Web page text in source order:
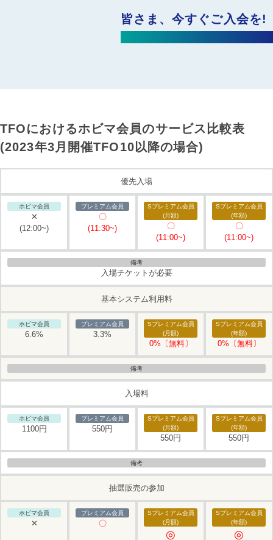
皆さま、今すぐご入会を!
TFOにおけるホビマ会員のサービス比較表
(2023年3月開催TFO10以降の場合)
優先入場
✕
(12:00~)
〇
(11:30~)
〇
(11:00~)
〇
(11:00~)
入場チケットが必要
基本システム利用料
6.6%
3.3%
0%〔無料〕
0%〔無料〕
入場料
1100円
550円
550円
550円
抽選販売の参加
✕ 〇
◎ ◎